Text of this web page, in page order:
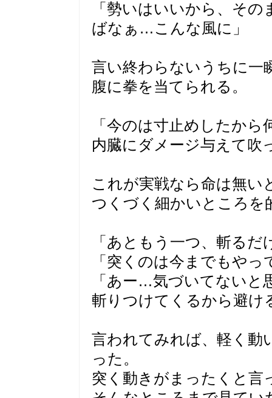
「勢いはいいから、そ
ばなぁ…こんな風に」
言い終わらないうちに一
腹に拳を当てられる。
「今のは寸止めしたか
内臓にダメージ与えて吹
これが実戦なら命は無い
つくづく細かいところを
「あともう一つ、斬る
「突くのは今までもやっ
「あー…気づいてないと
斬りつけてくるから避け
言われてみれば、軽く動
った。
突く動きがまったくと言